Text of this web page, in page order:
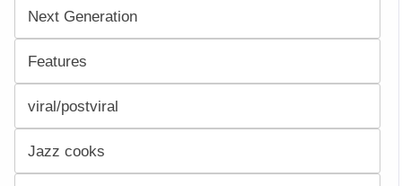
Next Generation
Features
viral/postviral
Jazz cooks